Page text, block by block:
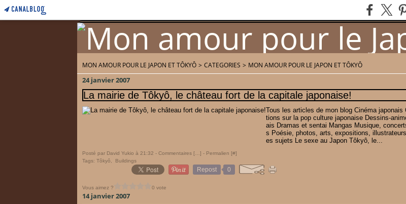
MON AMOUR POUR LE JAPON ET TÔKYÔ > CATEGORIES > MON AMOUR POUR LE JAPON ET TÔKYÔ
24 janvier 2007
La mairie de Tôkyô, le château fort de la capitale japonaise!
Tous les articles de mon blog Cinéma japonais
tions sur la pop culture japonaise Dessins-
ais Dramas et sentai Mangas Musique,
s Poésie, photos, arts, expositions,
es sujets Le sexe au Japon Tôkyô, le...
Posté par David Yukio à 21:32 - Commentaires [ ] - Permalien [#]
Tags: Tôkyô Buildings
Repost 0
Vous aimez ? 0 vote
14 janvier 2007